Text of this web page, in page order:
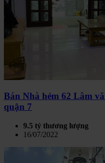
Bán Nhà hẻm 62 Lâm
quận 7
9.5 tỷ thương lượng
16/07/2022